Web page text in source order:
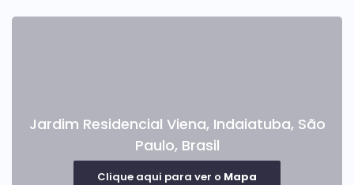
Jardim Residencial Viena, Indaiatuba, São
Paulo, Brasil
Clique aqui para ver o Mapa